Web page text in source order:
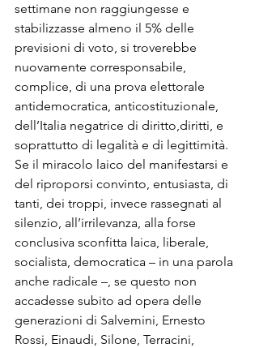
settimane non raggiungesse e
stabilizzasse almeno il 5% delle
previsioni di voto, si troverebbe
nuovamente corresponsabile,
complice, di una prova elettorale
antidemocratica, anticostituzionale,
dell’Italia negatrice di diritto,diritti, e
soprattutto di legalità e di legittimità.
Se il miracolo laico del manifestarsi e
del riproporsi convinto, entusiasta, di
tanti, dei troppi, invece rassegnati al
silenzio, all’irrilevanza, alla forse
conclusiva sconfitta laica, liberale,
socialista, democratica – in una parola
anche radicale –, se questo non
accadesse subito ad opera delle
generazioni di Salvemini, Ernesto
Rossi, Einaudi, Silone, Terracini,